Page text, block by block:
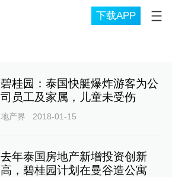
下载APP
碧桂园：泰国快艇爆炸游客为公
司员工及家属，儿童未受伤
地产界 2018-01-15
去年泰国房地产新增投资创新
高，碧桂园计划在曼谷造公寓